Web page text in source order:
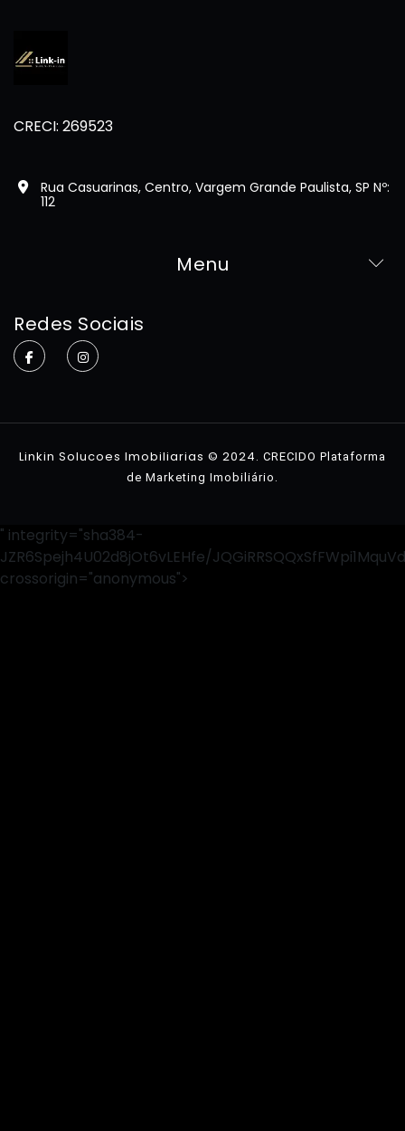
CRECI: 269523
Rua Casuarinas, Centro, Vargem Grande Paulista, SP Nº:
112
Menu
Redes Sociais
Linkin Solucoes Imobiliarias © 2024. CRECIDO Plataforma
de Marketing Imobiliário .
" integrity="sha384-
JZR6Spejh4U02d8jOt6vLEHfe/
crossorigin="anonymous">